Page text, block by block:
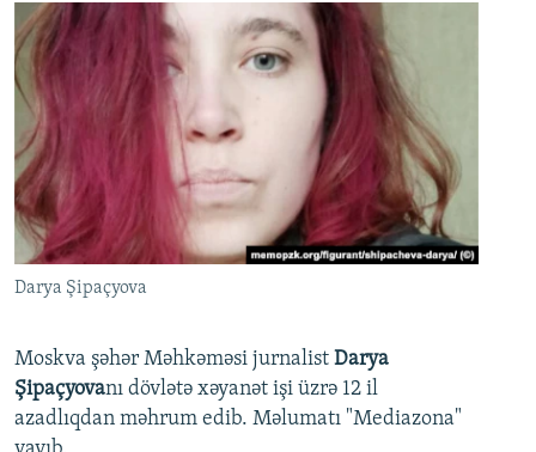
Darya Şipaçyova
Moskva şəhər Məhkəməsi jurnalist Darya
Şipaçyovanı dövlətə xəyanət işi üzrə 12 il
azadlıqdan məhrum edib. Məlumatı "Mediazona"